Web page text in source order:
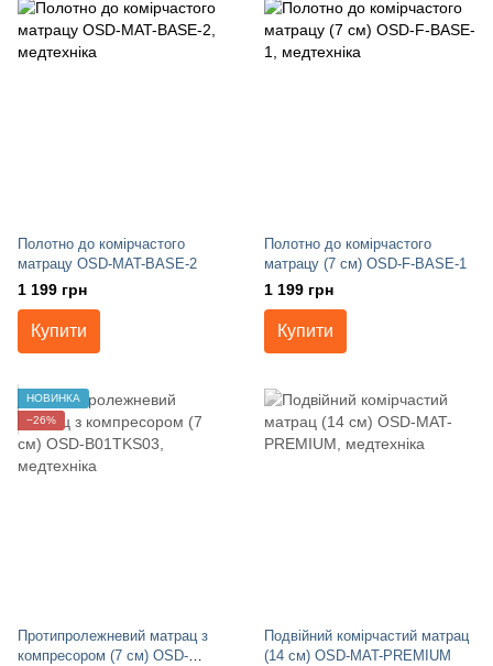
Полотно до комірчастого
матрацу OSD-MAT-BASE-2
1 199 грн
Купити
Полотно до комірчастого
матрацу (7 см) OSD-F-BASE-1
1 199 грн
Купити
НОВИНКА
−26%
Протипролежневий матрац з
компресором (7 см) OSD-
Подвійний комірчастий матрац
(14 см) OSD-MAT-PREMIUM